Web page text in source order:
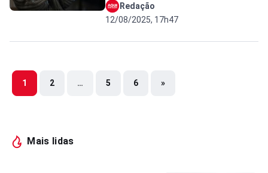
Redação
12/08/2025, 17h47
Mais lidas
1 2 … 5 6 »